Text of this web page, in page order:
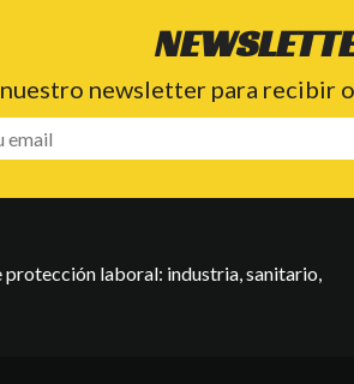
newsletter para recibir
laboral: industria, sanitario,